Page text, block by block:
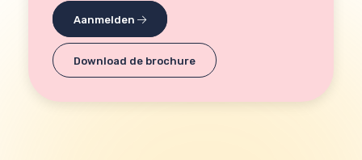
Aanmelden
Download de brochure